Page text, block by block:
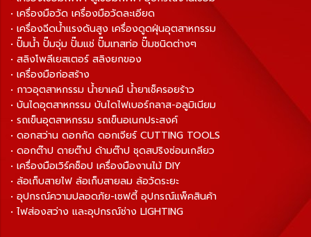
• เครื่องมือวัด เครื่องมือวัดละเอียด
• เครื่องฉีดน้ำแรงดันสูง เครื่องดูดฝุ่นอุตสาหกรรม
• ปั๊มน้ำ ปั๊มจุ่ม ปั๊มแช่ ปั๊มเทสท่อ ปั๊มชนิดต่างๆ
• สลิงโพลีเยสเตอร์ สลิงยกของ
• เครื่องมือก่อสร้าง
• กาวอุตสาหกรรม น้ำยาเคมี น้ำยาเช็ครอยร้าว
• บันไดอุตสาหกรรม บันไดไฟเบอร์กลาส-อลูมิเนียม
• รถเข็นอุตสาหกรรม รถเข็นอเนกประสงค์
• ดอกสว่าน ดอกกัด ดอกเจียร์ CUTTING TOOLS
• ดอกต๊าป ดายต๊าป ด้ามต๊าป ชุดสปริงซ่อมเกลียว
• เครื่องมือเวิร์คช็อป เครื่องมืองานไม้ DIY
• ล้อเก็บสายไฟ ล้อเก็บสายลม ล้อวัดระยะ
• อุปกรณ์ความปลอดภัย-เซฟตี้ อุปกรณ์แพ็คสินค้า
• ไฟส่องสว่าง และอุปกรณ์ช่าง LIGHTING